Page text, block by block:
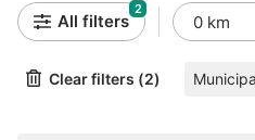
All filters
2
Clear filters (2)